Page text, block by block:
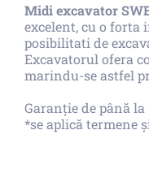
Midi excavator
excelent, cu o forta
posibilitati de
Excavatorul ofera
marindu-se astfel
Garanție de până la
*se aplică termene